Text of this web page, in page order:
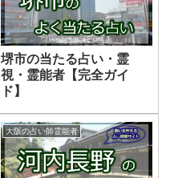
堺市の当たる占い・霊
視・霊能者【完全ガイ
ド】
大阪の占い師霊能者